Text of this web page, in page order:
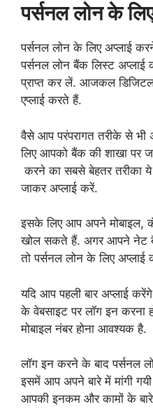
पर्सनल लोन के
पर्सनल लोन के लिए अप्लाई
पर्सनल लोन बैंक लिस्ट
प्राप्त कर लें. आजकल
एप्लाई करते हैं.
वैसे आप परंपरागत तरीके से
लिए आपको बैंक की शाखा पर
करने का सबसे बेहतर तरीका
जाकर अप्लाई करें.
इसके लिए आप अपने मोबाइल,
खोल सकते हैं. अगर आपने नेट
तो पर्सनल लोन के लिए
यदि आप पहली बार अप्लाई
के वेबसाइट पर लॉग इन करना
मोबाइल नंबर होना आवश्यक है.
लॉग इन करने के बाद पर्सनल
इसमें आप अपने बारे में मांगी
आपकी इनकम और कामों के बारे में